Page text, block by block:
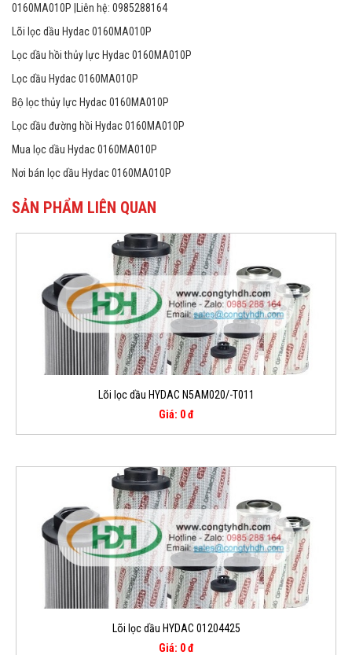
0160MA010P |Liên hệ: 0985288164
Lõi lọc dầu Hydac 0160MA010P
Lọc dầu hồi thủy lực Hydac 0160MA010P
Lọc dầu Hydac 0160MA010P
Bộ lọc thủy lực Hydac 0160MA010P
Lọc dầu đường hồi Hydac 0160MA010P
Mua lọc dầu Hydac 0160MA010P
Nơi bán lọc dầu Hydac 0160MA010P
SẢN PHẨM LIÊN QUAN
Lõi lọc dầu HYDAC N5AM020/-T011
Giá: 0 đ
Lõi lọc dầu HYDAC 01204425
Giá: 0 đ